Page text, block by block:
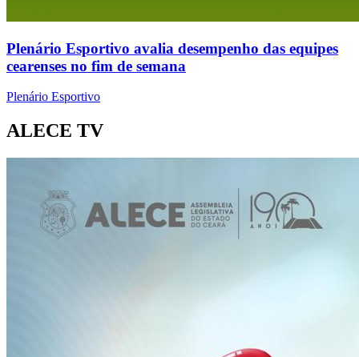
Plenário Esportivo avalia desempenho das equipes
cearenses no fim de semana
Plenário Esportivo
ALECE TV